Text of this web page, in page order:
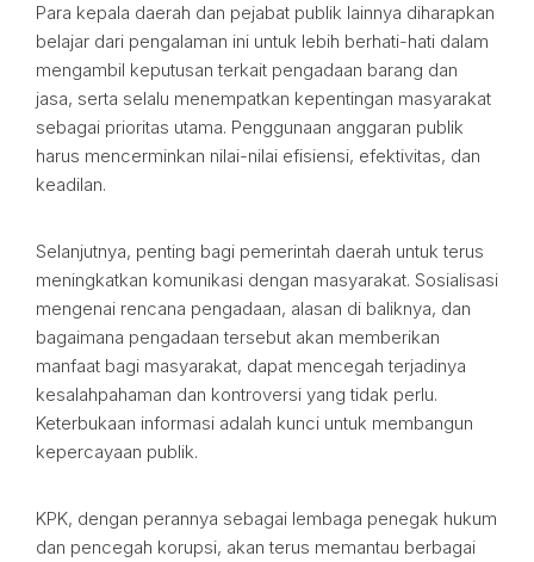
Para kepala daerah dan pejabat publik lainnya diharapkan
belajar dari pengalaman ini untuk lebih berhati-hati dalam
mengambil keputusan terkait pengadaan barang dan
jasa, serta selalu menempatkan kepentingan masyarakat
sebagai prioritas utama. Penggunaan anggaran publik
harus mencerminkan nilai-nilai efisiensi, efektivitas, dan
keadilan.
Selanjutnya, penting bagi pemerintah daerah untuk terus
meningkatkan komunikasi dengan masyarakat. Sosialisasi
mengenai rencana pengadaan, alasan di baliknya, dan
bagaimana pengadaan tersebut akan memberikan
manfaat bagi masyarakat, dapat mencegah terjadinya
kesalahpahaman dan kontroversi yang tidak perlu.
Keterbukaan informasi adalah kunci untuk membangun
kepercayaan publik.
KPK, dengan perannya sebagai lembaga penegak hukum
dan pencegah korupsi, akan terus memantau berbagai